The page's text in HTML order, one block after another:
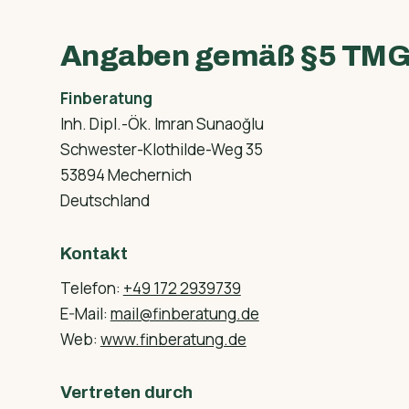
Angaben gemäß §5
Finberatung
Inh. Dipl.-Ök. Imran Sunaoğlu
Schwester-Klothilde-Weg 35
53894 Mechernich
Deutschland
Kontakt
Telefon: +49 172 2939739
E-Mail: mail@finberatung.de
Web: www.finberatung.de
Vertreten durch